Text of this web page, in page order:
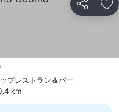
シェア お
プレストラン＆バー
km